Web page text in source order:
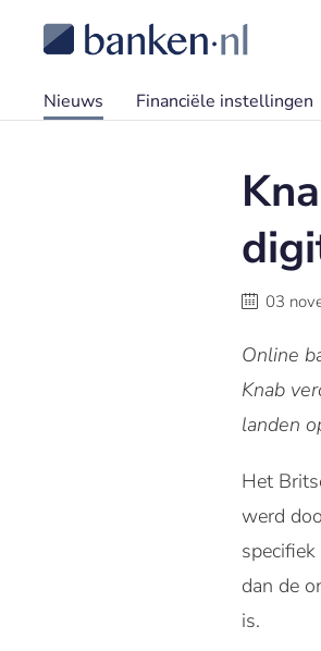
Nieuws Financiële instellingen
03
Online
Knab
landen
Het
werd
dan de
is.